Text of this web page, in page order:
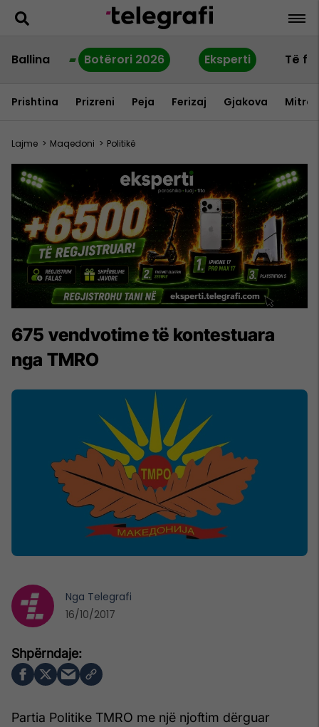
Ballina Botërori 2026 Eksperti Të
Prishtina Prizreni Peja Ferizaj Gjakova
Lajme > Maqedoni > Politikë
675 vendvotime të kontestuara
nga TMRO
Partia Politike TMRO me një njoftim dërguar
Nga Telegrafi
16/10/2017